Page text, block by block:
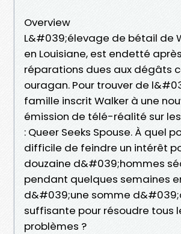
Overview
L&#039;élevage de bétail de
en Louisiane, est endetté
réparations dues aux dégâts
ouragan. Pour trouver de
famille inscrit Walker à une
émission de télé-réalité sur
: Queer Seeks Spouse. À quel
difficile de feindre un intérêt
douzaine d&#039;hommes
pendant quelques semaines
d&#039;une somme
suffisante pour résoudre tous
problèmes ?